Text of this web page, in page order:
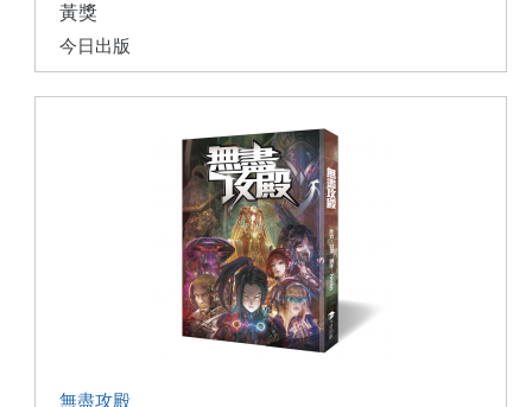
黃獎
今日出版
無盡攻殿